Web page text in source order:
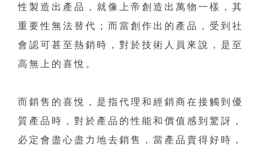
性製造出產品，就像上帝創造出萬物一樣，其
重要性無法替代；而當創作出的產品，受到社
會認可甚至熱銷時，對於技術人員來說，是至
高無上的喜悅。
而銷售的喜悅，是指代理和經銷商在接觸到優
質產品時，對於產品的性能和價值感到驚訝，
必定會盡心盡力地去銷售，當產品賣得好時，